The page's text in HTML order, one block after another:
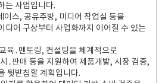
는 사업입니다.
이스, 공유주방, 미디어 작업실 등을
디어 구상부터 사업화까지 이어질 수 있는
육․멘토링, 컨설팅을 체계적으로
․판매 등을 지원하여 제품개발, 시장 검증,
뒷받침할 계획입니다.